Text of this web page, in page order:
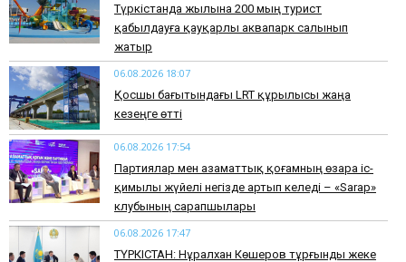
Түркістанда жылына 200 мың турист
қабылдауға қауқарлы аквапарк салынып
жатыр
06.08.2026 18:07
Қосшы бағытындағы LRT құрылысы жаңа
кезеңге өтті
06.08.2026 17:54
Партиялар мен азаматтық қоғамның өзара іс-
қимылы жүйелі негізде артып келеді – «Sarap»
клубының сарапшылары
06.08.2026 17:47
ТҮРКІСТАН: Нұралхан Көшеров тұрғынды жеке